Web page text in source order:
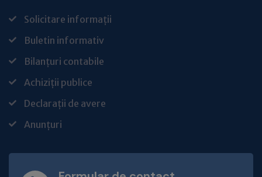
Solicitare informații
Buletin informativ
Bilanțuri contabile
Achiziții publice
Declarații de avere
Anunțuri